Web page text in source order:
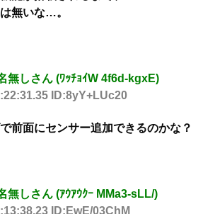
無いな…。
無しさん (ﾜｯﾁｮｲW 4f6d-kgxE)
ID:8yY+LUc20
前面にセンサー追加できるのかな？
無しさん (ｱｳｱｳｸｰ MMa3-sLL/)
ID:EwE/03ChM